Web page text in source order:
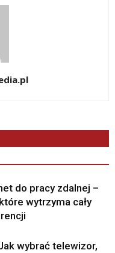
do pracy zdalnej –
wytrzyma cały
wybrać telewizor,